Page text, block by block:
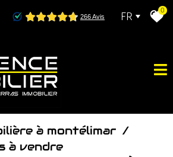
FR 0
à montélimar
à vendre